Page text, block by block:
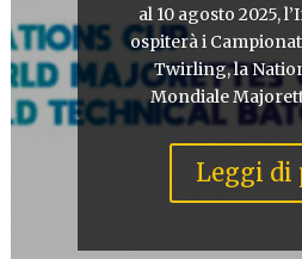
al 10 agosto 2025,
ospiterà i
Twirling, la
Mondiale
Leggi di